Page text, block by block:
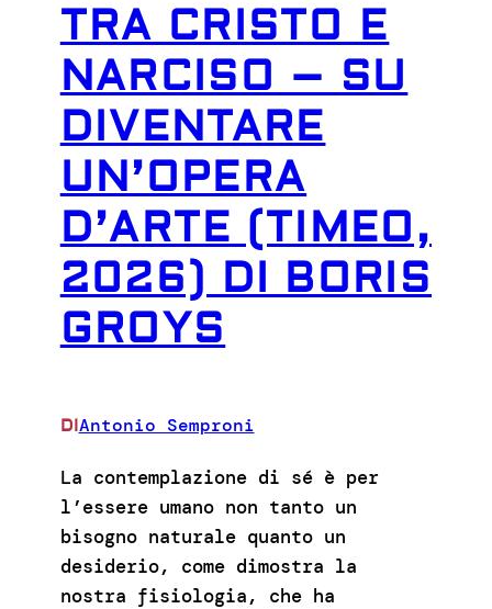
TRA CRISTO E
NARCISO – SU
DIVENTARE
UN’OPERA
D’ARTE (TIMEO,
2026) DI BORIS
GROYS
DIAntonio Semproni
La contemplazione di sé è per
l’essere umano non tanto un
bisogno naturale quanto un
desiderio, come dimostra la
nostra fisiologia, che ha